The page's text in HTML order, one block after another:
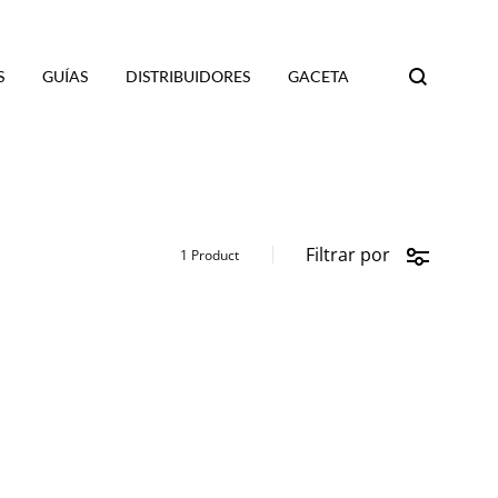
GUÍAS DISTRIBUIDORES GACETA Search
Filtrar por
1 Product